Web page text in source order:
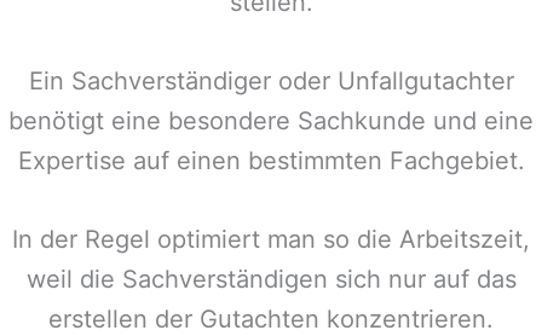
Ein Sachverständiger oder Unfallgutachter
benötigt eine besondere Sachkunde und eine
Expertise auf einen bestimmten Fachgebiet.
In der Regel optimiert man so die Arbeitszeit,
weil die Sachverständigen sich nur auf das
erstellen der Gutachten konzentrieren.